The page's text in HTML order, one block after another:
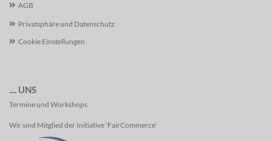
AGB
Privatsphäre und Datenschutz
Cookie Einstellungen
.... UNS
Termine und Workshops
Wir sind Mitglied der Initiative 'FairCommerce'